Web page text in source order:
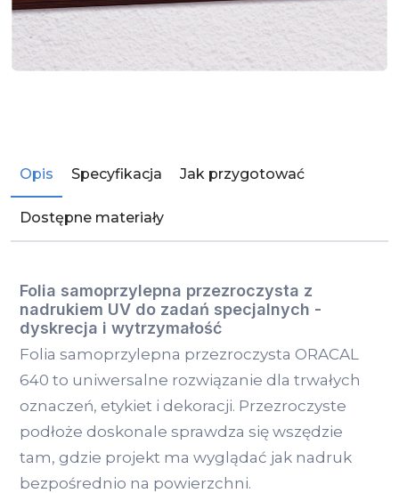
Opis Specyfikacja Jak przygotować
Dostępne materiały
Folia samoprzylepna przezroczysta z
nadrukiem UV do zadań specjalnych -
dyskrecja i wytrzymałość
Folia samoprzylepna przezroczysta ORACAL
640 to uniwersalne rozwiązanie dla trwałych
oznaczeń, etykiet i dekoracji. Przezroczyste
podłoże doskonale sprawdza się wszędzie
tam, gdzie projekt ma wyglądać jak nadruk
bezpośrednio na powierzchni.